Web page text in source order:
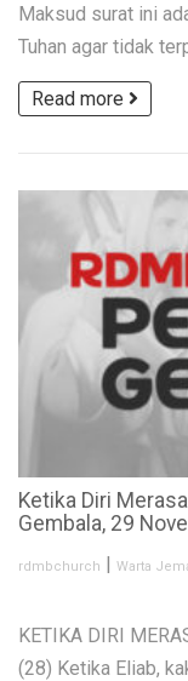
Maksud surat ini
Tuhan agar tidak
Read more
Ketika Diri
Gembala, 29
rdmbchurch | Warta
KETIKA DIRI
(28) Ketika Eliab,